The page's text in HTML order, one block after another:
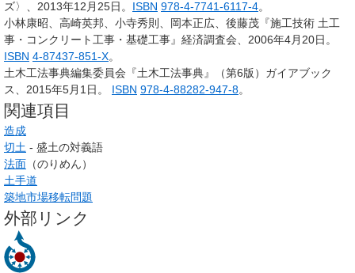
ズ〉、2013年12月25日。 ISBN 978-4-7741-6117-4。
小林康昭、高崎英邦、小寺秀則、岡本正広、後藤茂『施工技術 土工
事・コンクリート工事・基礎工事』経済調査会、2006年4月20日。
ISBN 4-87437-851-X。
土木工法事典編集委員会『土木工法事典』（第6版）ガイアブック
ス、2015年5月1日。 ISBN 978-4-88282-947-8。
関連項目
造成
切土 - 盛土の対義語
法面 （のりめん）
土手道
築地市場移転問題
外部リンク